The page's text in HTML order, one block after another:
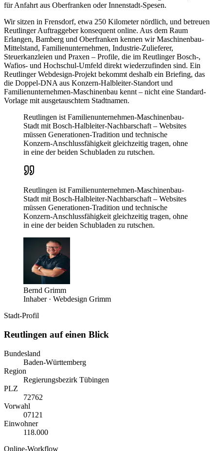
für Anfahrt aus Oberfranken oder Innenstadt-Spesen.
Wir sitzen in Frensdorf, etwa 250 Kilometer nördlich, und betreuen
Reutlinger Auftraggeber konsequent online. Aus dem Raum
Erlangen, Bamberg und Oberfranken kennen wir Maschinenbau-
Mittelstand, Familienunternehmen, Industrie-Zulieferer,
Steuerkanzleien und Praxen – Profile, die im Reutlinger Bosch-,
Wafios- und Hochschul-Umfeld direkt wiederzufinden sind. Ein
Reutlinger Webdesign-Projekt bekommt deshalb ein Briefing, das
die Doppel-DNA aus Konzern-Halbleiter-Standort und
Familienunternehmen-Maschinenbau kennt – nicht eine Standard-
Vorlage mit ausgetauschtem Stadtnamen.
Reutlingen ist Familienunternehmen-Maschinenbau-
Stadt mit Bosch-Halbleiter-Nachbarschaft – Websites
müssen Generationen-Tradition und technische
Konzern-Anschlussfähigkeit gleichzeitig tragen, ohne
in eine der beiden Schubladen zu rutschen.
Reutlingen ist Familienunternehmen-Maschinenbau-
Stadt mit Bosch-Halbleiter-Nachbarschaft – Websites
müssen Generationen-Tradition und technische
Konzern-Anschlussfähigkeit gleichzeitig tragen, ohne
in eine der beiden Schubladen zu rutschen.
Bernd Grimm
Inhaber · Webdesign Grimm
Stadt-Profil
Reutlingen auf einen Blick
Bundesland
Baden-Württemberg
Region
Regierungsbezirk Tübingen
PLZ
72762
Vorwahl
07121
Einwohner
118.000
Online-Workflow